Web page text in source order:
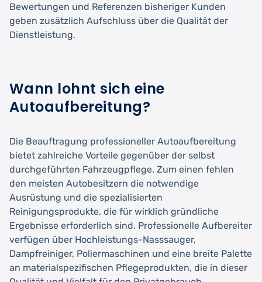
Bewertungen und Referenzen bisheriger Kunden
geben zusätzlich Aufschluss über die Qualität der
Dienstleistung.
Wann lohnt sich eine
Autoaufbereitung?
Die Beauftragung professioneller Autoaufbereitung
bietet zahlreiche Vorteile gegenüber der selbst
durchgeführten Fahrzeugpflege. Zum einen fehlen
den meisten Autobesitzern die notwendige
Ausrüstung und die spezialisierten
Reinigungsprodukte, die für wirklich gründliche
Ergebnisse erforderlich sind. Professionelle Aufbereiter
verfügen über Hochleistungs-Nasssauger,
Dampfreiniger, Poliermaschinen und eine breite Palette
an materialspezifischen Pflegeprodukten, die in dieser